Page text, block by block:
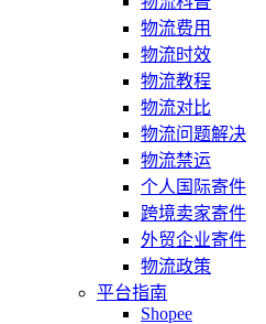
物流费用
物流时效
物流教程
物流对比
物流问题解决
物流禁运
个人国际寄件
跨境卖家寄件
外贸企业寄件
物流政策
平台指南
Shopee